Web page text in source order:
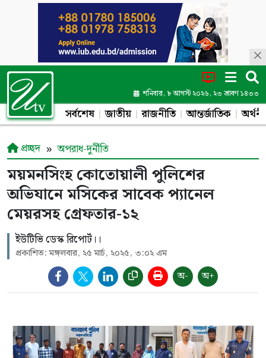
শনিবার, ৮ আগস্ট ২০২৬, ২৩ শ্রাবণ ১৪৩৩
সর্বশেষ জাতীয় রাজনীতি আন্তর্জাতিক
প্রচ্ছদ অপরাধ-দুর্নীতি
ময়মনসিংহ কোতোয়ালী পুলিশের
অভিযানে মসিকের সাবেক প্যানেল
মেয়রসহ গ্রেফতার-১২
ইউটিভি ডেস্ক রিপোর্ট।।
প্রকাশিত: মঙ্গলবার, ২৫ মার্চ, ২০২৫, ৩:০২ এম
অ- অ+